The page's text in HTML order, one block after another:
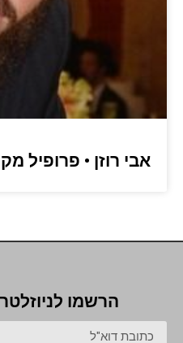
אבי רוזן • פרופיל
הרשמו